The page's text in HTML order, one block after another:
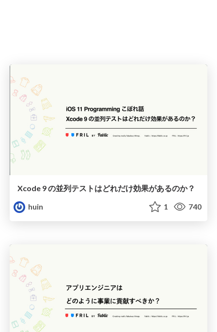
Xcode 9 の並列テストはどれだけ効果があるのか？
huin
1 740